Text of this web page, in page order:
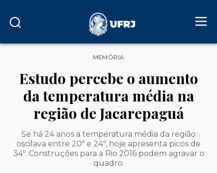
Categorias
MEMÓRIA
Estudo percebe o aumento
da temperatura média na
região de Jacarepaguá
Se há 24 anos a temperatura média da região
oscilava entre 20º e 24º, hoje apresenta picos de
34º. Construções para a Rio 2016 podem agravar o
quadro.